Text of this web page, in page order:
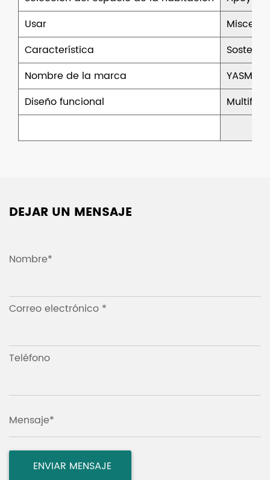
Usar
Característica
Nombre de la marca
YASMEI
Diseño funcional
DEJAR UN MENSAJE
Nombre*
Correo electrónico *
Teléfono
Mensaje*